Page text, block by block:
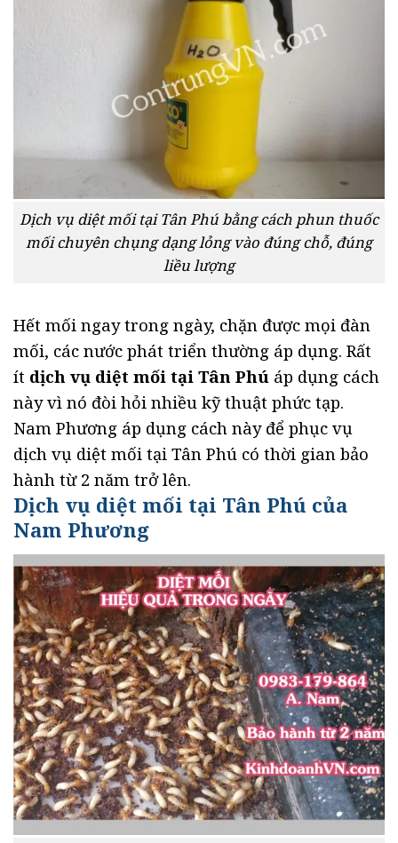
Dịch vụ diệt mối tại Tân Phú bằng cách phun thuốc
mối chuyên chụng dạng lỏng vào đúng chỗ, đúng
liều lượng
Hết mối ngay trong ngày, chặn được mọi đàn
mối, các nước phát triển thường áp dụng. Rất
ít dịch vụ diệt mối tại Tân Phú áp dụng cách
này vì nó đòi hỏi nhiều kỹ thuật phức tạp.
Nam Phương áp dụng cách này để phục vụ
dịch vụ diệt mối tại Tân Phú có thời gian bảo
hành từ 2 năm trở lên.
Dịch vụ diệt mối tại Tân Phú của
Nam Phương